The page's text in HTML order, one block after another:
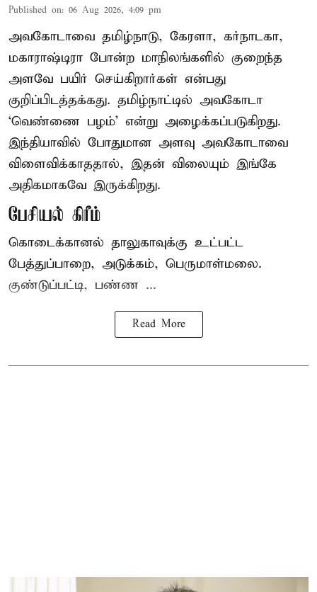
Published on: 06 Aug 2026, 4:09 pm
அவகோடாவை தமிழ்நாடு, கேரளா, கர்நாடகா,
மகாராஷ்டிரா போன்ற மாநிலங்களில் குறைந்த
அளவே பயிர் செய்கிறார்கள் என்பது
குறிப்பிடத்தக்கது. தமிழ்நாட்டில் அவகோடா
‘வெண்ணை பழம்’ என்று அழைக்கப்படுகிறது.
இந்தியாவில் போதுமான அளவு அவகோடாவை
விளைவிக்காததால், இதன் விலையும் இங்கே
அதிகமாகவே இருக்கிறது.
பேசியல் கிரீம்
கொடைக்கானல் தாலுகாவுக்கு உட்பட்ட
பேத்துப்பாறை, அடுக்கம், பெருமாள்மலை.
குண்டுப்பட்டி, பண்ண ...
Read More